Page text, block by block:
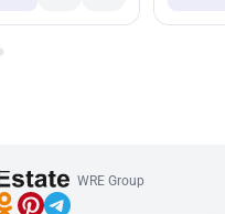
WRE Group